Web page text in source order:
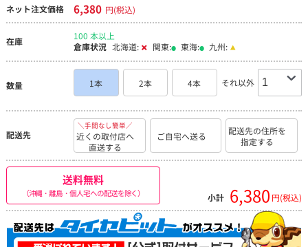
ネット注文価格 6,380 円(税込)
在庫
100 本以上
倉庫状況 北海道: 関東: 東海: 九州:
数量 1本 2本 4本 それ以外
配送先
＼手間なし簡単／
近くの取付店へ
直送する
ご自宅へ送る
配送先の住所を
指定する
送料無料
（沖縄・離島・個人宅への配送を除く） 小計 6,380 円(税込)